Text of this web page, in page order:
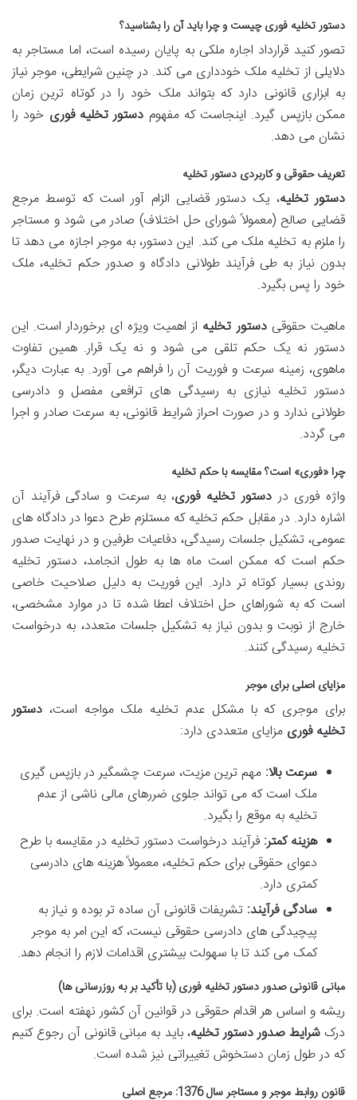
دستور تخلیه فوری چیست و چرا باید آن را بشناسید؟
تصور کنید قرارداد اجاره ملکی به پایان رسیده است، اما مستاجر به
دلایلی از تخلیه ملک خودداری می کند. در چنین شرایطی، موجر نیاز
به ابزاری قانونی دارد که بتواند ملک خود را در کوتاه ترین زمان
ممکن بازپس گیرد. اینجاست که مفهوم دستور تخلیه فوری خود را
نشان می دهد.
تعریف حقوقی و کاربردی دستور تخلیه
دستور تخلیه، یک دستور قضایی الزام آور است که توسط مرجع
قضایی صالح (معمولاً شورای حل اختلاف) صادر می شود و مستاجر
را ملزم به تخلیه ملک می کند. این دستور، به موجر اجازه می دهد تا
بدون نیاز به طی فرآیند طولانی دادگاه و صدور حکم تخلیه، ملک
خود را پس بگیرد.
ماهیت حقوقیدستور تخلیه از اهمیت ویژه ای برخوردار است. این
دستور نه یک حکم تلقی می شود و نه یک قرار. همین تفاوت
ماهوی، زمینه سرعت و فوریت آن را فراهم می آورد. به عبارت دیگر،
دستور تخلیه نیازی به رسیدگی های ترافعی مفصل و دادرسی
طولانی ندارد و در صورت احراز شرایط قانونی، به سرعت صادر و اجرا
می گردد.
چرا «فوری» است؟ مقایسه با حکم تخلیه
واژه فوری دردستور تخلیه فوری، به سرعت و سادگی فرآیند آن
اشاره دارد. در مقابل حکم تخلیه که مستلزم طرح دعوا در دادگاه های
عمومی، تشکیل جلسات رسیدگی، دفاعیات طرفین و در نهایت صدور
حکم است که ممکن است ماه ها به طول انجامد، دستور تخلیه
روندی بسیار کوتاه تر دارد. این فوریت به دلیل صلاحیت خاصی
است که به شوراهای حل اختلاف اعطا شده تا در موارد مشخصی،
خارج از نوبت و بدون نیاز به تشکیل جلسات متعدد، به درخواست
تخلیه رسیدگی کنند.
مزایای اصلی برای موجر
برای موجری که با مشکل عدم تخلیه ملک مواجه است، دستور
تخلیه فوری مزایای متعددی دارد:
سرعت بالا: مهم ترین مزیت، سرعت چشمگیر در بازپس گیری
ملک است که می تواند جلوی ضررهای مالی ناشی از عدم
تخلیه به موقع را بگیرد.
هزینه کمتر: فرآیند درخواست دستور تخلیه در مقایسه با طرح
دعوای حقوقی برای حکم تخلیه، معمولاً هزینه های دادرسی
کمتری دارد.
سادگی فرآیند: تشریفات قانونی آن ساده تر بوده و نیاز به
پیچیدگی های دادرسی حقوقی نیست، که این امر به موجر
کمک می کند تا با سهولت بیشتری اقدامات لازم را انجام دهد.
مبانی قانونی صدور دستور تخلیه فوری (با تأکید بر به روزرسانی ها)
ریشه و اساس هر اقدام حقوقی در قوانین آن کشور نهفته است. برای
درکشرایط صدور دستور تخلیه، باید به مبانی قانونی آن رجوع کنیم
که در طول زمان دستخوش تغییراتی نیز شده است.
قانون روابط موجر و مستاجر سال 1376: مرجع اصلی